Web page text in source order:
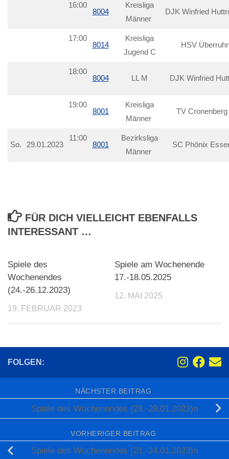
16:00
8004
Kreisliga
Männer
DJK Winfried
17:00
8014
Kreisliga
Jugend C
HSV Überruhr
18:00
8004
LL M DJK Winfried
19:00
8001
Kreisliga
Männer
TV Cronenberg
So. 29.01.2023
11:00
8001
Bezirksliga
Männer
SC Phönix
FÜR DICH VIELLEICHT EBENFALLS
INTERESSANT …
Spiele des
Wochenendes
(24.-26.12.2023)
19. FEBRUAR 2023
Spiele am Wochenende
17.-18.05.2025
12. MAI 2025
FOLGEN:
NÄCHSTER BEITRAG
Spiele des Wochenendes (28.-29.01.2023)n
VORHERIGER BEITRAG
Spiele des Wochenendes (21.-24.01.2023)n